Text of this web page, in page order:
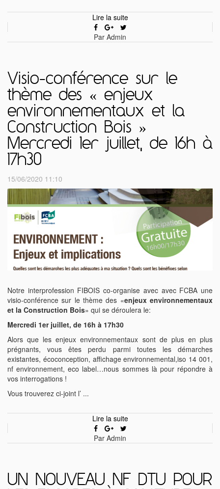
Lire la suite
Par Admin
Visio-conférence sur le
thème des « enjeux
environnementaux et la
Construction Bois »
Mercredi 1er juillet, de 16h à
17h30
15/06/2020 11:10
Notre interprofession FIBOIS co-organise avec avec FCBA une
visio-conférence sur le thème des «enjeux environnementaux
et la Construction Bois» qui se déroulera le:
Mercredi 1er juillet, de 16h à 17h30
Alors que les enjeux environnementaux sont de plus en plus
prégnants, vous êtes perdu parmi toutes les démarches
existantes, écoconception, affichage environnemental,iso 14 001,
nf environnement, eco label…nous sommes là pour répondre à
vos interrogations !
Vous trouverez ci-joint l’ ...
Lire la suite
Par Admin
UN NOUVEAU NF DTU POUR